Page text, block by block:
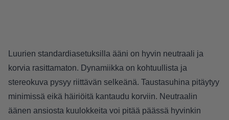
Luurien standardiasetuksilla ääni on hyvin neutraali ja
korvia rasittamaton. Dynamiikka on kohtuullista ja
stereokuva pysyy riittävän selkeänä. Taustasuhina pitäytyy
minimissä eikä häiriöitä kantaudu korviin. Neutraalin
äänen ansiosta kuulokkeita voi pitää päässä hyvinkin